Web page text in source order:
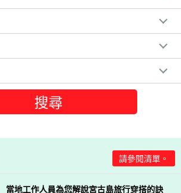
請參閱清單。
當地工作人員為您解說宮古島旅行穿搭的訣